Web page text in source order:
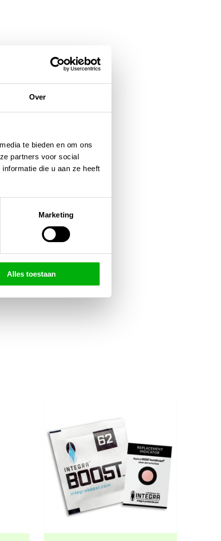
Over
te bieden en om ons
partners voor social
die u aan ze heeft
Marketing
Alles toestaan